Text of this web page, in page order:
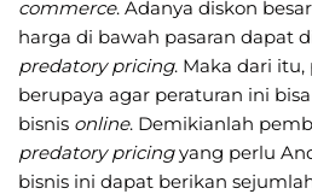
commerce. Adanya diskon
harga di bawah pasaran dapat
predatory pricing. Maka dari
berupaya agar peraturan ini
bisnis online. Demikianlah
predatory pricingyang perlu
bisnis ini dapat berikan